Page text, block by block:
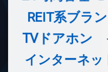
REIT系ブラ
TVドアホン
インターネッ